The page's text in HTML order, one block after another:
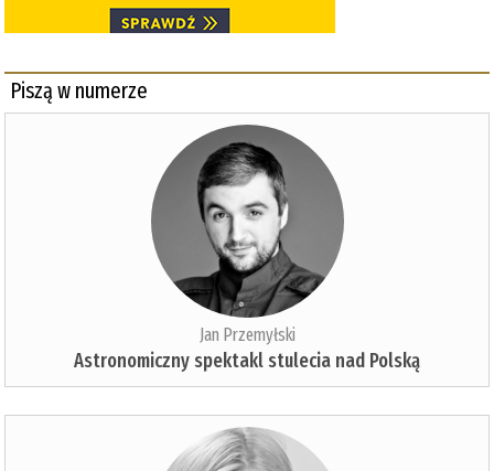
Piszą w numerze
Jan Przemyłski
Astronomiczny spektakl stulecia nad Polską